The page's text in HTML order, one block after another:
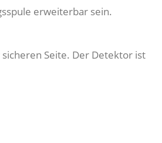
erweiterbar sein.
Seite. Der Detektor ist